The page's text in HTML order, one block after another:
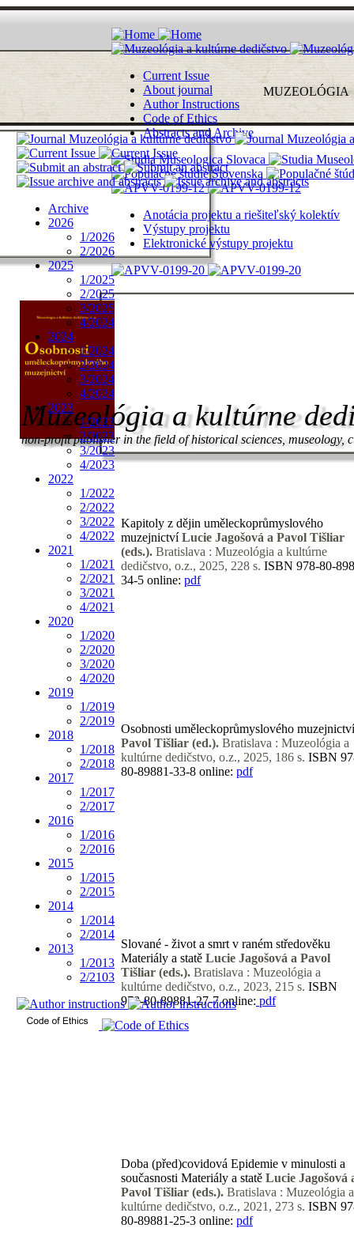
MUZEOLÓGIA
Muzeológia a kultúrne
non-profit publisher in the field of historical sciences, museology,
Doba (před)covidová Epidemie v minulosti a
současnosti Materiály a statě Lucie Jagošová
Pavol Tišliar (eds.). Bratislava : Muzeológia a
kultúrne dedičstvo, o.z., 2021, 273 s. ISBN
80-89881-25-3 online: pdf
Slované - život a smrt v raném středověku
Materiály a statě Lucie Jagošová a Pavol
Tišliar (eds.). Bratislava : Muzeológia a
kultúrne dedičstvo, o.z., 2023, 215 s. ISBN
978-80-89881-27-7online: pdf
Osobnosti uměleckoprůmyslového muzejnictví
Pavol Tišliar (ed.). Bratislava : Muzeológia a
kultúrne dedičstvo, o.z., 2025, 186 s. ISBN
80-89881-33-8 online: pdf
Kapitoly z dějin uměleckoprůmyslového
muzejnictví Lucie Jagošová a Pavol Tišliar
(eds.). Bratislava : Muzeológia a kultúrne
dedičstvo, o.z., 2025, 228 s. ISBN 978-80-
34-5 online: pdf
Current Issue
About journal
Author Instructions
Code of Ethics
Abstracts and Archive
Anotácia projektu a riešiteľský kolektív
Výstupy projektu
Elektronické výstupy projektu
Archive
2026
1/2026
2/2026
2025
1/2025
2/2025
3/2025
4/2024
2024
1/2024
2/2024
3/2024
4/2024
2023
1/2023
2/2023
3/2023
4/2023
2022
1/2022
2/2022
3/2022
4/2022
2021
1/2021
2/2021
3/2021
4/2021
2020
1/2020
2/2020
3/2020
4/2020
2019
1/2019
2/2019
2018
1/2018
2/2018
2017
1/2017
2/2017
2016
1/2016
2/2016
2015
1/2015
2/2015
2014
1/2014
2/2014
2013
1/2013
2/2103